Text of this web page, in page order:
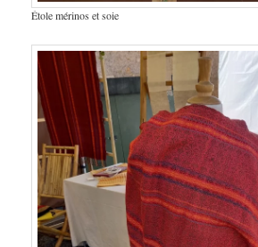
Étole mérinos et soie